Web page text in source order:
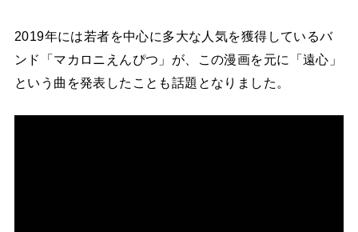
2019年には若者を中心に多大な人気を獲得しているバ
ンド「マカロニえんぴつ」が、この漫画を元に「遠心」
という曲を発表したことも話題となりました。